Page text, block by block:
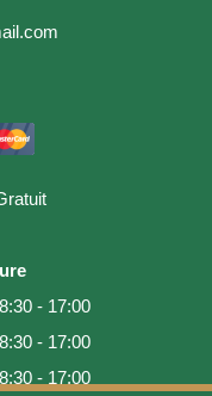
8:30 - 17:00
8:30 - 17:00
8:30 - 17:00